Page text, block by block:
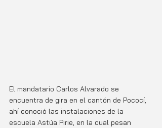
El mandatario Carlos Alvarado se
encuentra de gira en el cantón de Pococí,
ahí conoció las instalaciones de la
escuela Astúa Pirie, en la cual pesan